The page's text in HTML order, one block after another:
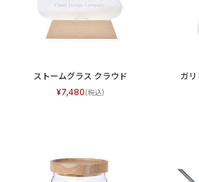
ストームグラス クラウド
7,480
ガ